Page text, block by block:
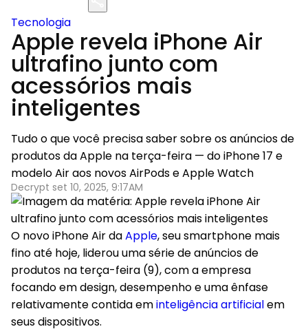
Tecnologia
Apple revela iPhone Air
ultrafino junto com
acessórios mais
inteligentes
Tudo o que você precisa saber sobre os anúncios de
produtos da Apple na terça-feira — do iPhone 17 e
modelo Air aos novos AirPods e Apple Watch
Decrypt set 10, 2025, 9:17AM
O novo iPhone Air daApple, seu smartphone mais
fino até hoje, liderou uma série de anúncios de
produtos na terça-feira (9), com a empresa
focando em design, desempenho e uma ênfase
relativamente contida eminteligência artificialem
seus dispositivos.